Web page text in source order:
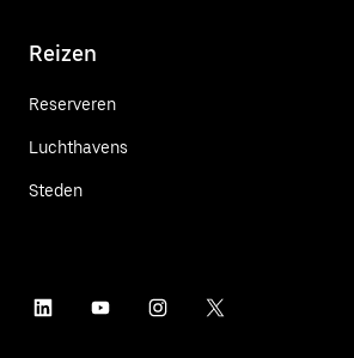
Reizen
Reserveren
Luchthavens
Steden